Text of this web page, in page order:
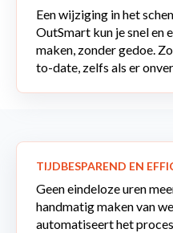
Een wijziging in het
OutSmart kun je snel en
maken, zonder gedoe.
to-date, zelfs als er
TIJDBESPAREND EN
Geen eindeloze uren
handmatig maken van
automatiseert het